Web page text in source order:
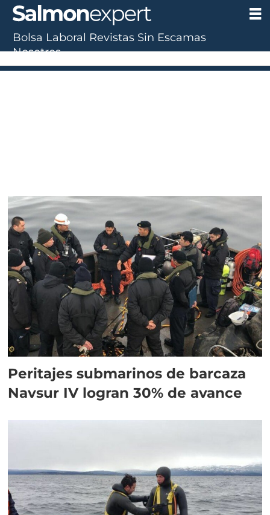
Tag:
navsur
Peritajes submarinos de barcaza
Navsur IV logran 30% de avance
Bolsa Laboral Revistas Sin Escamas
Nosotros